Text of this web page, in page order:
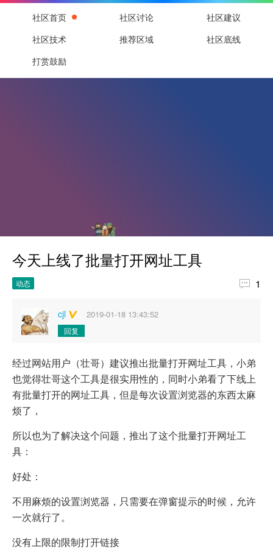
社区首页 社区讨论
社区建议
社区技术
推荐区域
社区底线
打赏鼓励
今天上线了批量打开网址工具
动态  1
cjl 2019-01-18 13:43:52
回复
经过网站用户（壮哥）建议推出批量打开网址工具，小弟
也觉得壮哥这个工具是很实用性的，同时小弟看了下线上
有批量打开的网址工具，但是每次设置浏览器的东西太麻
烦了，
所以也为了解决这个问题，推出了这个批量打开网址工
具：
好处：
不用麻烦的设置浏览器，只需要在弹窗提示的时候，允许
一次就行了。
没有上限的限制打开链接